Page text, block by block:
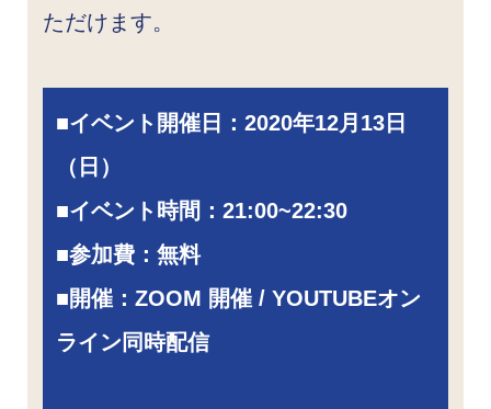
ただけます。
■イベント開催日：2020年12月 13日
（日）
■イベント時間：21:00~22:30
■参加費：無料
■開催：ZOOM 開催 / YOUTUBEオン
ライン同時配信